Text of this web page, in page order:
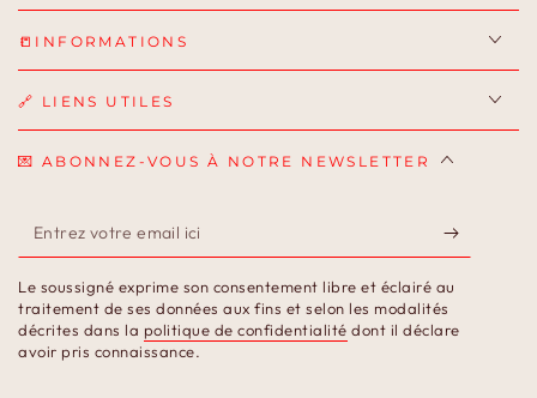
📒INFORMATIONS
🔗 LIENS UTILES
💌 ABONNEZ-VOUS À NOTRE NEWSLETTER
Entrez
votre
email
ici
Le soussigné exprime son consentement libre et éclairé au
traitement de ses données aux fins et selon les modalités
décrites dans la politique de confidentialité dont il déclare
avoir pris connaissance.